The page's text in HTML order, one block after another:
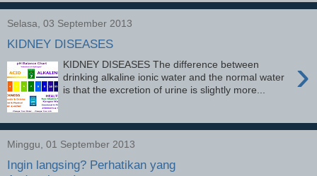
Selasa, 03 September 2013
KIDNEY DISEASES
›
KIDNEY DISEASES The difference between
drinking alkaline ionic water and the normal water
is that the excretion of urine is slightly more...
Minggu, 01 September 2013
Ingin langsing? Perhatikan yang